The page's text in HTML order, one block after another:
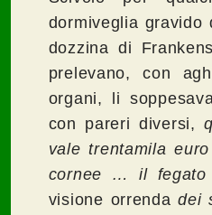
dormiveglia gravido
dozzina di
prelevano, con
organi, li
con pareri diversi,
vale trentamila
cornee … il
visione orrendadei